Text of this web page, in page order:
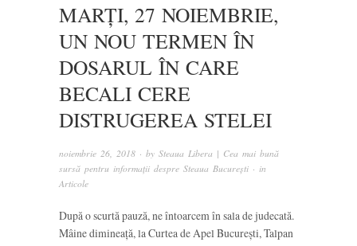
MARȚI, 27 NOIEMBRIE,
UN NOU TERMEN ÎN
DOSARUL ÎN CARE
BECALI CERE
DISTRUGEREA STELEI
noiembrie 26, 2018 · by Steaua Libera | Cea mai bună
sursă pentru informații despre Steaua București · in
Articole
După o scurtă pauză, ne întoarcem în sala de judecată.
Mâine dimineață, la Curtea de Apel București, Talpan